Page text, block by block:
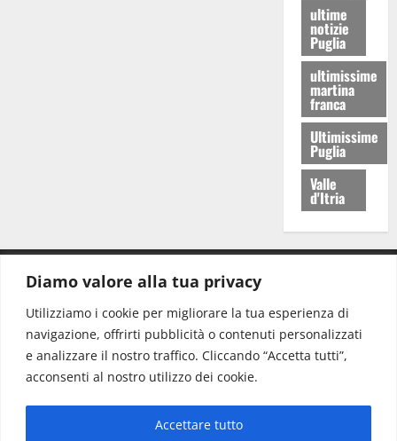
Diamo valore alla tua privacy
Utilizziamo i cookie per migliorare la tua esperienza di
navigazione, offrirti pubblicità o contenuti personalizzati
e analizzare il nostro traffico. Cliccando “Accetta tutti”,
acconsenti al nostro utilizzo dei cookie.
Accettare tutto
ultime
notizie
Puglia
ultimissime
martina
franca
Ultimissime
Puglia
Valle
d'Itria
Redazione: redazione@www.martinasera.it
Direttore:direttore@www.martinasera.it
Info & Commerciale:info@www.martinasera.it